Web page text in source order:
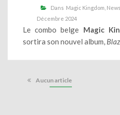
Dans Magic Kingdom News
Décembre 2024
Le combo belge Magic
sortira son nouvel album,
Aucun article